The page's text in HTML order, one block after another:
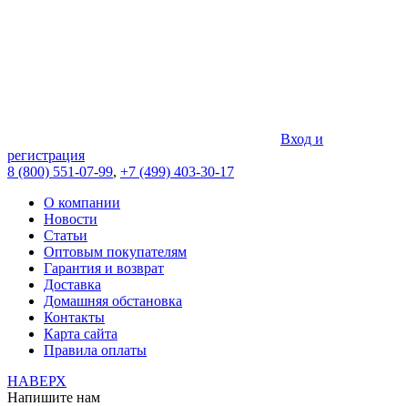
Вход и
регистрация
8 (800) 551-07-99, +7 (499) 403-30-17
О компании
Новости
Статьи
Оптовым покупателям
Гарантия и возврат
Доставка
Домашняя обстановка
Контакты
Карта сайта
Правила оплаты
НАВЕРХ
Напишите нам